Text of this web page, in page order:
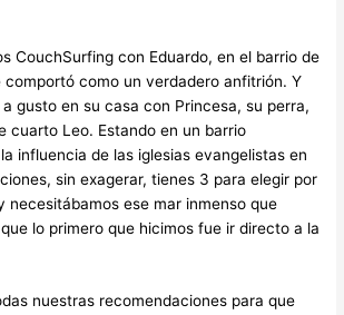
CouchSurfing con Eduardo, en el barrio de
comportó como un verdadero anfitrión. Y
gusto en su casa con Princesa, su perra,
cuarto Leo. Estando en un barrio
influencia de las iglesias evangelistas en
sin exagerar, tienes 3 para elegir por
necesitábamos ese mar inmenso que
lo primero que hicimos fue ir directo a la
nuestras recomendaciones para que